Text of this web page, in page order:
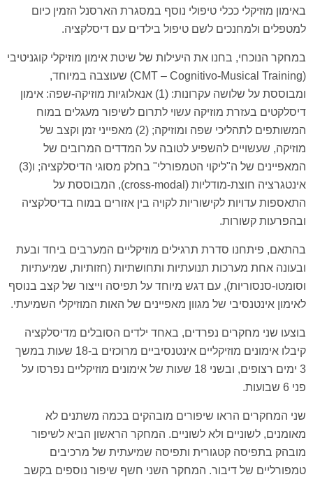
באימון מוזיקלי ככלי טיפולי נוסף במסגרת הארסנל הזמין כיום
למטפלים ולמחנכים לשם טיפול בילדים עם דיסלקציה.
במחקר הנוכחי, בחנו את היעילות של שיטת אימון מוזיקלי קוגניטיבי
(CMT – Cognitivo-Musical Training) שעוצבה במיוחד,
ומבוססת על שלושה עקרונות: (1) אנאלוגיות מוזיקה-שפה: אימון
דיסלקטים בעזרת מוזיקה עשוי לתרום לשיפור מעגלים במוח
המשותפים לתהליכי שפה ומוזיקה; (2) מאפייני זמן וקצב של
מוזיקה, שעשויים להשפיע לטובה על המדדים המרובים של
המאפיינים של ה"ליקוי הטמפורלי" בחלק מסוגי הדיסלקציה; ו(3)
אינטגרציה חוצת-מודליות (cross-modal), המבוססת על
התאספות עדויות לקישוריות לקויה בין אזורים במוח בדיסלקציה
ובהפרעות קשורות.
בהתאם, פיתחנו סדרת תרגילים מוזיקליים המערבים ביחד ובעת
ובעונה אחת מערכות תנועתיות ותחושתיות (חזותיות, שמיעתיות
וסומטו-סנסוריות), עם דגש מיוחד על תפיסה וייצור של קצב בנוסף
לאימון אינטנסיבי של מגוון מאפיינים של האות המוזיקלי השמיעתי.
בוצעו שני מחקרים נפרדים, באחד ילדים הסובלים מדיסלקציה
קיבלו אימונים מוזיקליים אינטנסיביים מרוכזים ב-18 שעות במשך
3 ימים רצופים, ובשני 18 שעות של אימונים מוזיקליים נפרסו על
פני 6 שבועות.
שני המחקרים הראו שיפורים מובהקים בכמה משתנים לא
מאומנים, לשוניים ולא לשוניים. המחקר הראשון הביא לשיפור
מובהק בתפיסה קטגורית ותפיסה שמיעתית של מרכיבים
טמפורליים של דיבור. המחקר השני חשף שיפור נוספים בקשב